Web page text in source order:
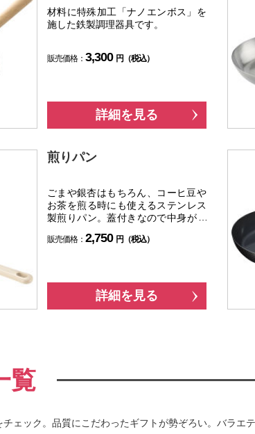
材料に特殊加工「ナノエンボス」を
施した鉄製調理器具です。
販売価格：3,300 円（税込）
詳細を見る
煎りパン
ごまや銀杏はもちろん、コーヒ豆や
お茶を煎る時にも使えるステンレス
製煎りパン。蓋付きなので中身が飛
す。
販売価格：2,750 円（税込）
詳細を見る
覧
ェック。品質にこだわったギフトが勢ぞろい。バラ